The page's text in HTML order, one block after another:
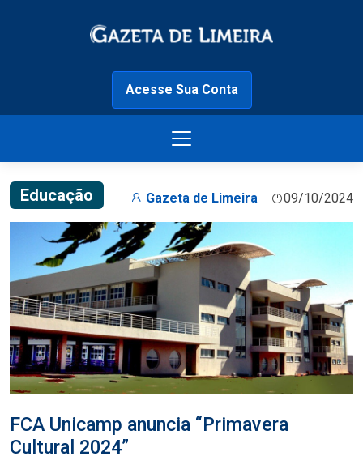
Acesse Sua Conta
Educação Gazeta de Limeira 09/10/2024
FCA Unicamp anuncia “Primavera
Cultural 2024”